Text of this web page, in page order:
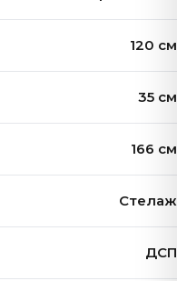
120 см
35 см
166 см
Стелаж
ДСП